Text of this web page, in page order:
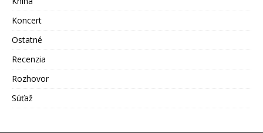
Koncert
Ostatné
Recenzia
Rozhovor
Súťaž